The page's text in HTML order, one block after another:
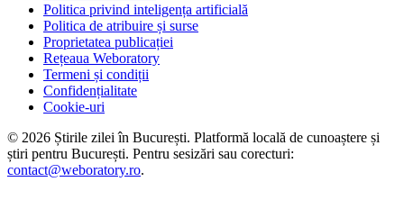
Politica privind inteligența artificială
Politica de atribuire și surse
Proprietatea publicației
Rețeaua Weboratory
Termeni și condiții
Confidențialitate
Cookie-uri
© 2026 Știrile zilei în București. Platformă locală de cunoaștere și
știri pentru București. Pentru sesizări sau corecturi:
contact@weboratory.ro.